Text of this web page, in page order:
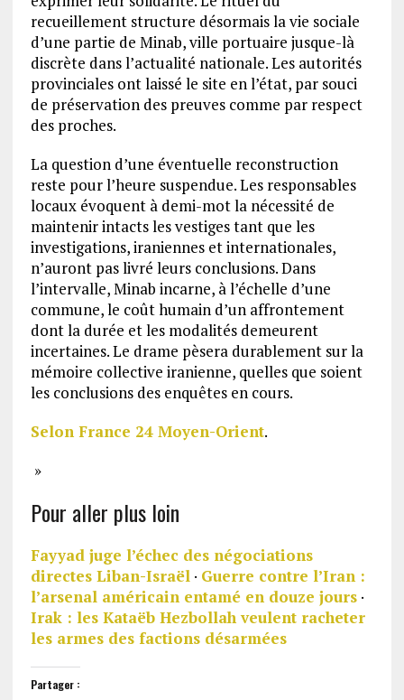
recueillement structure désormais la vie sociale
d’une partie de Minab, ville portuaire jusque-là
discrète dans l’actualité nationale. Les autorités
provinciales ont laissé le site en l’état, par souci
de préservation des preuves comme par respect
des proches.
La question d’une éventuelle reconstruction
reste pour l’heure suspendue. Les responsables
locaux évoquent à demi-mot la nécessité de
maintenir intacts les vestiges tant que les
investigations, iraniennes et internationales,
n’auront pas livré leurs conclusions. Dans
l’intervalle, Minab incarne, à l’échelle d’une
commune, le coût humain d’un affrontement
dont la durée et les modalités demeurent
incertaines. Le drame pèsera durablement sur la
mémoire collective iranienne, quelles que soient
les conclusions des enquêtes en cours.
Selon France 24 Moyen-Orient.
»
Pour aller plus loin
Fayyad juge l’échec des négociations
directes Liban-Israël· Guerre contre l’Iran :
l’arsenal américain entamé en douze jours·
Irak : les Kataëb Hezbollah veulent racheter
les armes des factions désarmées
Partager :